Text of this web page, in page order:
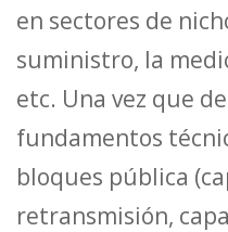
en sectores de
suministro, la
etc. Una vez que
fundamentos
bloques pública
retransmisión,